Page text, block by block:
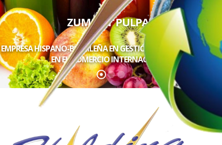
EMPRESA HISPANO-BRASILEÑA EN GESTIÓN Y ASESORAMIENTO
EN EL COMERCIO INTERNACIONAL
ZUMOS Y PULPAS